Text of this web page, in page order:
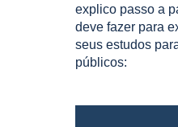
explico passo a
deve fazer para
seus estudos
públicos: